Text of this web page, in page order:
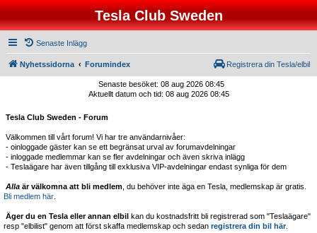
Tesla Club Sweden
Senaste Inlägg
Nyhetssidorna Forumindex Registrera din Tesla/elbil
Senaste besöket: 08 aug 2026 08:45
Aktuellt datum och tid: 08 aug 2026 08:45
Tesla Club Sweden - Forum
Välkommen till vårt forum! Vi har tre användarnivåer:
- oinloggade gäster kan se ett begränsat urval av forumavdelningar
- inloggade medlemmar kan se fler avdelningar och även skriva inlägg
- Teslaägare har även tillgång till exklusiva VIP-avdelningar endast synliga för dem
Alla är välkomna att bli medlem , du behöver inte äga en Tesla, medlemskap är gratis.
Bli medlem här
Äger du en Tesla eller annan elbil kan du kostnadsfritt bli registrerad som "Teslaägare"
resp "elbilist" genom att först skaffa medlemskap och sedan registrera din bil här.